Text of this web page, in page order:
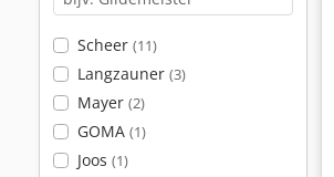
Scheer (11)
Langzauner (3)
Mayer (2)
GOMA (1)
Joos (1)